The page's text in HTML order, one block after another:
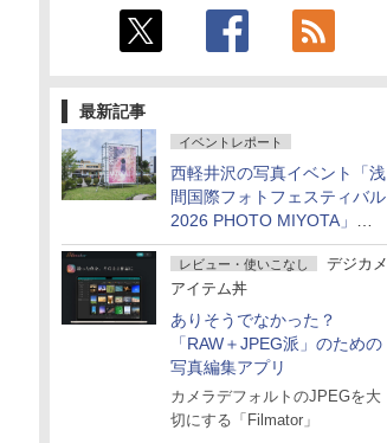
最新記事
イベントレポート
西軽井沢の写真イベント「浅
間国際フォトフェスティバル
2026 PHOTO MIYOTA」が
開幕
レビュー・使いこなし
デジカメ
アイテム丼
ありそうでなかった？
「RAW＋JPEG派」のための
写真編集アプリ
カメラデフォルトのJPEGを大
切にする「Filmator」